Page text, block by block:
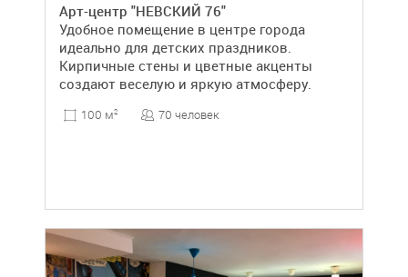
Арт-центр "НЕВСКИЙ 76"
Удобное помещение в центре города
идеально для детских праздников.
Кирпичные стены и цветные акценты
создают веселую и яркую атмосферу.
100 м2 70 человек